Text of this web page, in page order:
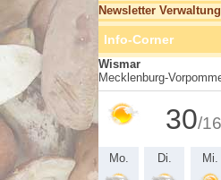
Newsletter Verwaltung
Info-Corner